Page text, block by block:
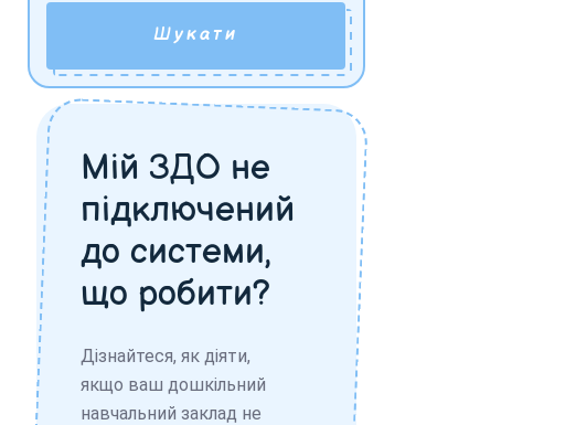
Шукати
Мій ЗДО не
підключений
до системи,
що робити?
Дізнайтеся, як діяти,
якщо ваш дошкільний
навчальний заклад не